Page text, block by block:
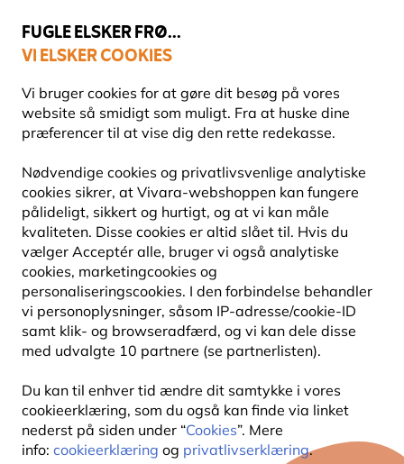
FUGLE ELSKER FRØ...
VI ELSKER COOKIES
Vi bruger cookies for at gøre dit besøg på vores
website så smidigt som muligt. Fra at huske dine
præferencer til at vise dig den rette redekasse.
Nødvendige cookies og privatlivsvenlige analytiske
cookies sikrer, at Vivara-webshoppen kan fungere
pålideligt, sikkert og hurtigt, og at vi kan måle
kvaliteten. Disse cookies er altid slået til. Hvis du
vælger Acceptér alle, bruger vi også analytiske
cookies, marketingcookies og
personaliseringscookies. I den forbindelse behandler
vi personoplysninger, såsom IP-adresse/cookie-ID
samt klik- og browseradfærd, og vi kan dele disse
med udvalgte 10 partnere (se partnerlisten).
Du kan til enhver tid ændre dit samtykke i vores
cookieerklæring, som du også kan finde via linket
nederst på siden under “Cookies”. Mere
info: cookieerklæring og privatlivserklæring.
Fri fragt over 499 kr.
10% RABAT